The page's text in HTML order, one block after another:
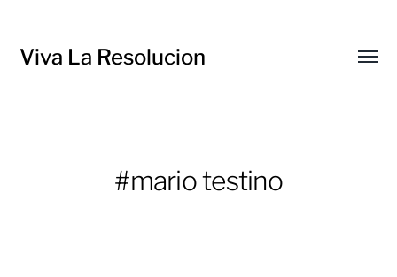
Viva La Resolucion
#mario testino